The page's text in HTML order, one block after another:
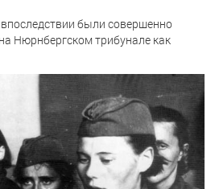
были совершенно
Нюрнбергском трибунале как